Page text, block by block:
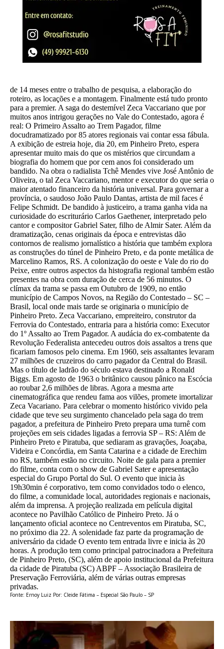
de 14 meses entre o trabalho de pesquisa, a elaboração do
roteiro, as locações e a montagem. Finalmente está tudo pronto
para a premier. A saga do destemível Zeca Vaccariano que por
muitos anos intrigou gerações no Vale do Contestado, agora é
real: O Primeiro Assalto ao Trem Pagador, filme
docudramatizado por 85 atores regionais vai contar essa fábula.
A exibição de estreia hoje, dia 20, em Pinheiro Preto, espera
apresentar muito mais do que os mistérios que circundam a
biografia do homem que por cem anos foi considerado um
bandido. Na obra o radialista Tchê Mendes vive José Antônio de
Oliveira, o tal Zeca Vaccariano, mentor e executor do que seria o
maior atentado financeiro da história universal. Para governar a
província, o saudoso João Paulo Dantas, artista de mil faces é
Felipe Schmidt. De bandido à justiceiro, a trama ganha vida na
curiosidade do escriturário Carlos Gaethener, interpretado pelo
cantor e compositor Gabriel Sater, filho de Almir Sater. Além da
dramatização, cenas originais da época e entrevistas dão
contornos de realismo jornalístico a história que também explora
as construções do túnel de Pinheiro Preto, e da ponte metálica de
Marcelino Ramos, RS. A colonização do oeste e Vale do rio do
Peixe, entre outros aspectos da histografia regional também estão
presentes na obra com duração de cerca de 56 minutos. O
clímax da trama se passa em Outubro de 1909, no então
município de Campos Novos, na Região do Contestado – SC –
Brasil, local onde mais tarde se originaria o município de
Pinheiro Preto. Zeca Vaccariano, empreiteiro, construtor da
Ferrovia do Contestado, entraria para a história como: Executor
do 1º Assalto ao Trem Pagador. A audácia do ex-combatente da
Revolução Federalista antecedeu outros dois assaltos a trens que
ficariam famosos pelo cinema. Em 1960, seis assaltantes levaram
27 milhões de cruzeiros do carro pagador da Central do Brasil.
Mas o título de ladrão do século estava destinado a Ronald
Biggs. Em agosto de 1963 o britânico causou pânico na Escócia
ao roubar 2,6 milhões de libras. Agora a mesma arte
cinematográfica que rendeu fama aos vilões, promete imortalizar
Zeca Vacariano. Para celebrar o momento histórico vivido pela
cidade que teve seu surgimento chancelado pela saga do trem
pagador, a prefeitura de Pinheiro Preto prepara uma turnê com
projeções em seis cidades ligadas a ferrovia SP – RS: Além de
Pinheiro Preto e Piratuba, que sediaram as gravações, Joaçaba,
Videira e Concórdia, em Santa Catarina e a cidade de Erechim
no RS, também estão no circuito. Noite de gala para a premier
do filme, conta com o show de Gabriel Sater e apresentação
especial do Grupo Portal do Sul. O evento que inicia às
19h30min é corporativo, tem como convidados todo o elenco,
do filme, a comunidade local, autoridades regionais e nacionais,
além da imprensa. A projeção realizada em película digital
acontece no Pavilhão Católico de Pinheiro Preto. Já o
lançamento oficial acontece no Centreventos em Piratuba, SC,
no próximo dia 22. A solenidade faz parte da programação de
aniversário da cidade O evento tem entrada livre e inicia às 20
horas. A produção tem como principal patrocinadora a Prefeitura
de Pinheiro Preto, (SC), além de apoio institucional da Prefeitura
da cidade de Piratuba (SC) ABPF – Associação Brasileira de
Preservação Ferroviária, além de várias outras empresas
privadas.
Fonte: Ernoy Luiz Por: Cleide Fátima – Especial São Paulo – SP